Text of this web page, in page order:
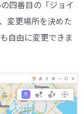
四番目の「ジョイ
変更場所を決めた
自由に変更できま